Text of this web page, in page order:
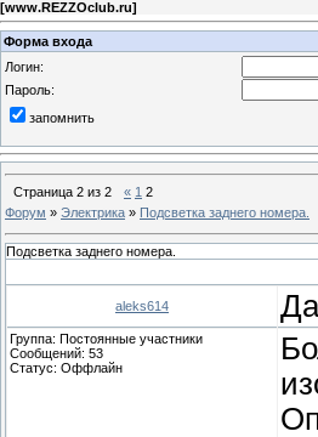
[www.REZZOclub.ru]
Форма входа
Логин:
Пароль:
запомнить
Страница 2 из 2 « 1 2
Форум » Электрика » Подсветка заднего номера.
Подсветка заднего номера.
aleks614
Группа: Постоянные участники
Сообщений: 53
Статус: Оффлайн